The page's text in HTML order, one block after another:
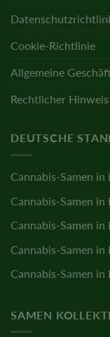
Cookie-Richtlinie
Allgemeine
Rechtlicher Hinweis
DEUTSCHE
Cannabis-Samen in
Cannabis-Samen in
Cannabis-Samen in
Cannabis-Samen in
Cannabis-Samen
SAMEN